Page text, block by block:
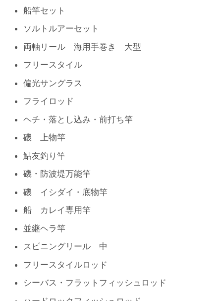
船竿セット
ソルトルアーセット
両軸リール 海用手巻き 大型
フリースタイル
偏光サングラス
フライロッド
ヘチ・落とし込み・前打ち竿
磯 上物竿
鮎友釣り竿
磯・防波堤万能竿
磯 イシダイ・底物竿
船 カレイ専用竿
並継ヘラ竿
スピニングリール 中
フリースタイルロッド
シーバス・フラットフィッシュロッド